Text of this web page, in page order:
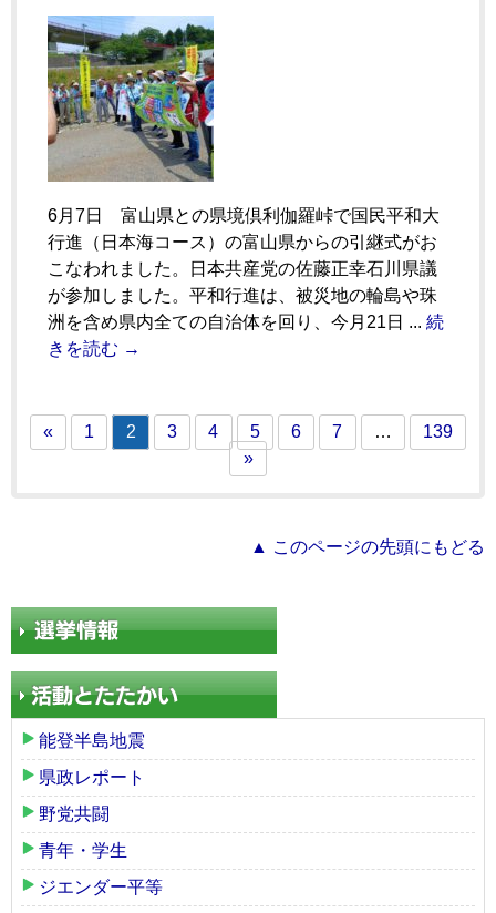
6月7日 富山県との県境倶利伽羅峠で国民平和大
行進（日本海コース）の富山県からの引継式がお
こなわれました。日本共産党の佐藤正幸石川県議
が参加しました。平和行進は、被災地の輪島や珠
洲を含め県内全ての自治体を回り、今月21日 ... 続
きを読む →
« 1 2 3 4 5 6 7 …
139
»
▲ このページの先頭にもどる
能登半島地震
県政レポート
野党共闘
青年・学生
ジエンダー平等